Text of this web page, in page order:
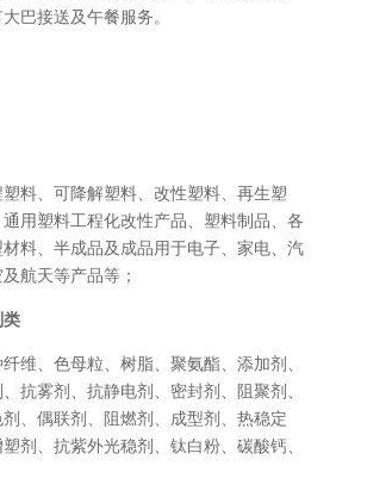
巴接送及午餐服务。
料、可降解塑料、改性塑料、再生塑
用塑料工程化改性产品、塑料制品、各
料、半成品及成品用于电子、家电、汽
航天等产品等；
类
维、色母粒、树脂、聚氨酯、添加剂、
抗雾剂、抗静电剂、密封剂、阻聚剂、
、偶联剂、阻燃剂、成型剂、热稳定
剂、抗紫外光稳剂、钛白粉、碳酸钙、